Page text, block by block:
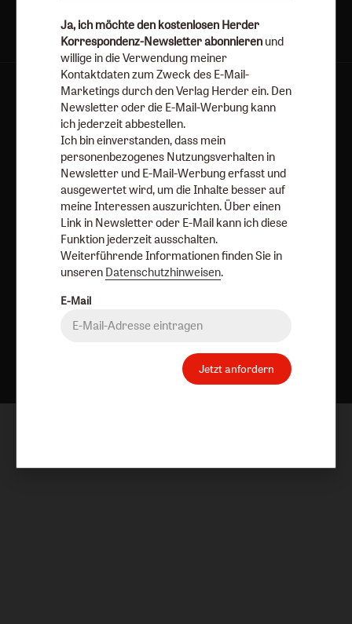
AGB und Widerrufsbelehrung
Datenschutz
Barrierefreiheit
Impressum
Vertrag widerrufen Abo online kündigen
Ja, ich möchte den kostenlosen Herder
Korrespondenz-Newsletter abonnieren und
willige in die Verwendung meiner
Kontaktdaten zum Zweck des E-Mail-
Marketings durch den Verlag Herder ein. Den
Newsletter oder die E-Mail-Werbung kann
ich jederzeit abbestellen.
Ich bin einverstanden, dass mein
personenbezogenes Nutzungsverhalten in
Newsletter und E-Mail-Werbung erfasst und
ausgewertet wird, um die Inhalte besser auf
meine Interessen auszurichten. Über einen
Link in Newsletter oder E-Mail kann ich diese
Funktion jederzeit ausschalten.
Weiterführende Informationen finden Sie in
unseren Datenschutzhinweisen.
E-Mail
Jetzt anfordern